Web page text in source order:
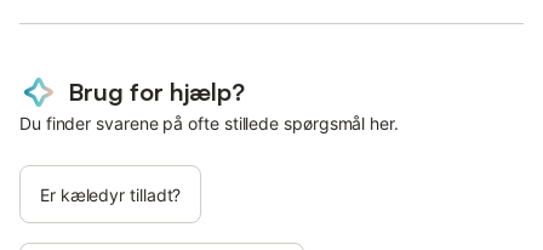
Brug for hjælp?
Du finder svarene på ofte stillede spørgsmål her.
Er kæledyr tilladt?